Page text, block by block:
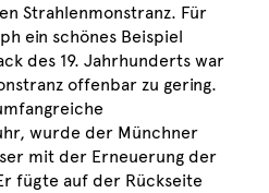
Strahlenmonstranz. Für
ein schönes Beispiel
des 19. Jahrhunderts war
offenbar zu gering.
wurde der Münchner
mit der Erneuerung der
fügte auf der Rückseite